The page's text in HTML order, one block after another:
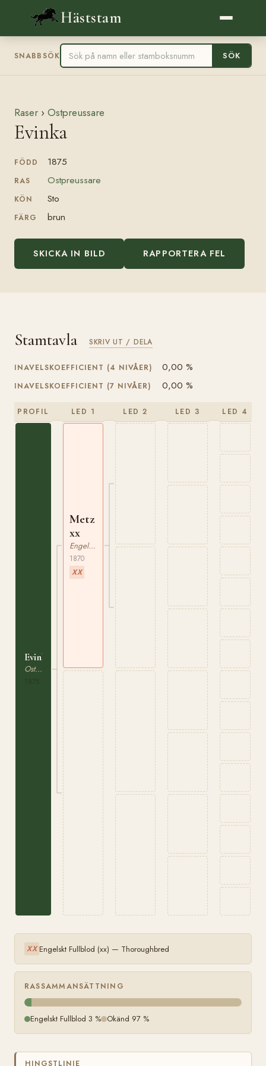
Häststam
SNABBSÖK SÖK
Raser › Ostpreussare
Evinka
FÖDD 1875
RAS Ostpreussare
KÖN Sto
FÄRG brun
SKICKA IN BILD RAPPORTERA FEL
Stamtavla SKRIV UT / DELA
INAVELSKOEFFICIENT (4 NIVÅER) 0,00 %
INAVELSKOEFFICIENT (7 NIVÅER) 0,00 %
PROFIL
Evinka
Ostpreussare
LED 1
Metz
xx
Engelskt Fullblod
1870
XX
LED 2 LED 3 LED 4
XX Engelskt Fullblod (xx) — Thoroughbred
RASSAMMANSÄTTNING
Engelskt Fullblod 3 % Okänd 97 %
HINGSTLINJE